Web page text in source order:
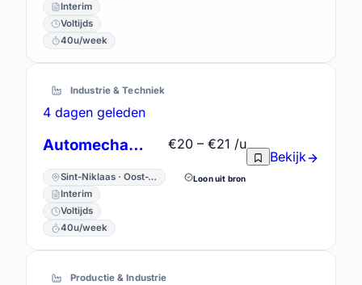
Interim
Voltijds
40u/week
Industrie & Techniek
4 dagen geleden
Automechanicien
Sint-Niklaas · Oost-Vlaanderen
Interim
Voltijds
40u/week
€20 – €21 /u
Loon uit bron
Bekijk
Productie & Industrie